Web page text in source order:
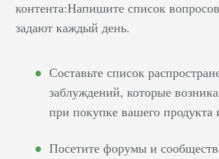
контента:Напишите список
задают каждый день.
Составьте список
заблуждений, которые
при покупке вашего продукта
Посетите форумы и